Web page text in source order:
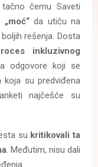
čemu Saveti
da utiču na
rešenja. Dosta
inkluzivnog
odgovore koji se
koja su predviđena
najčešće su
su kritikovali ta
. Međutim, nisu dali